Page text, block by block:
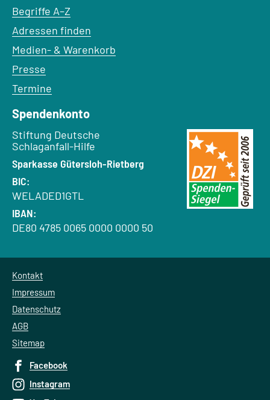
Begriffe A–Z
Adressen finden
Medien- & Warenkorb
Presse
Termine
Spendenkonto
Empfänger:
Stiftung Deutsche
Schlaganfall-Hilfe
Bank:
Sparkasse Gütersloh-Rietberg
BIC:
WELADED1GTL
IBAN:
DE80 4785 0065 0000 0000 50
Kontakt
Impressum
Datenschutz
AGB
Sitemap
Facebook
Instagram